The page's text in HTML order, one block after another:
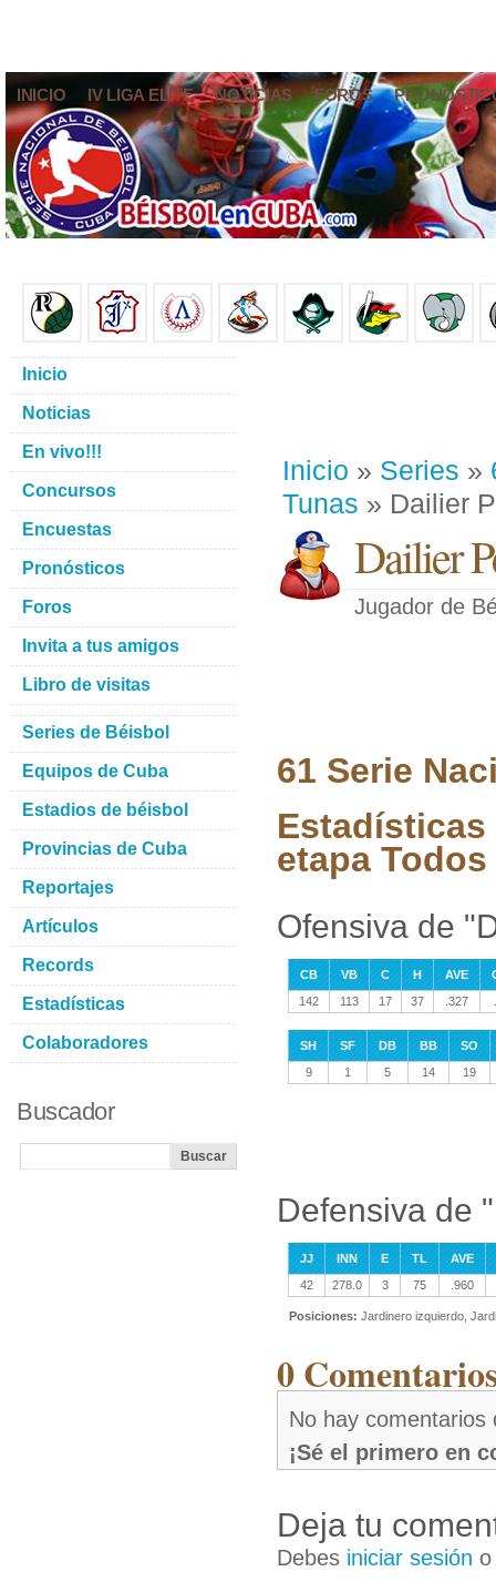
INICIO IV LIGA ELITE NOTICIAS FOROS
Inicio » Series »
Tunas » Dailier
Dailier
Jugador de
61 Serie
Estadísticas
etapa
Ofensiva de
CB VB C H AVE
142
113 17 37 .327
SH SF DB BB
SO
9
1 5 14 19
Defensiva de
JJ INN E TL
AVE
42
278.0 3 75 .960
Posiciones: Jardinero izquierdo,
0
No hay comentarios
¡Sé el primero en
Deja tu
Debes iniciar sesión
Inicio
Noticias
En vivo!!!
Concursos
Encuestas
Pronósticos
Foros
Invita a tus amigos
Libro de visitas
Series de Béisbol
Equipos de Cuba
Estadios de béisbol
Provincias de Cuba
Reportajes
Artículos
Records
Estadísticas
Colaboradores
Buscador